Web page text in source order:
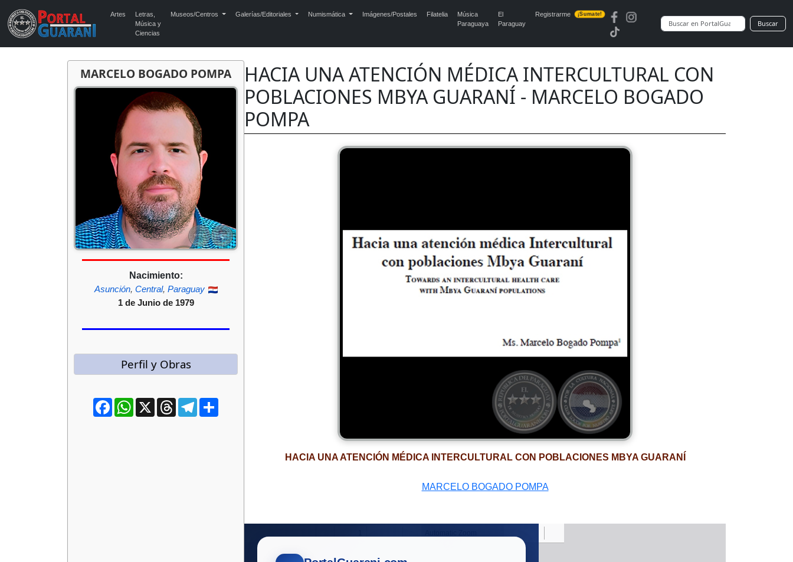
Artes
Letras,
Música y
Ciencias
Museos/Centros Galerías/Editoriales Numismática Imágenes/Postales Filatelia
Música
Paraguaya
El
Paraguay
Registrarme ¡Sumate!
Buscar
MARCELO BOGADO POMPA
Nacimiento:
Asunción, Central, Paraguay
1 de Junio de 1979
Perfil y Obras
FacebookWhatsApp
X ThreadsTelegram
HACIA UNA ATENCIÓN MÉDICA INTERCULTURAL CON
POBLACIONES MBYA GUARANÍ - MARCELO BOGADO
POMPA
HACIA UNA ATENCIÓN MÉDICA INTERCULTURAL CON POBLACIONES MBYA GUARANÍ
MARCELO BOGADO POMPA